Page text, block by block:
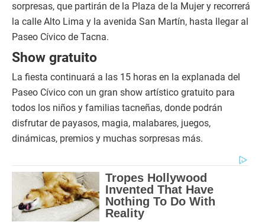
sorpresas, que partirán de la Plaza de la Mujer y recorrerá
la calle Alto Lima y la avenida San Martín, hasta llegar al
Paseo Cívico de Tacna.
Show gratuito
La fiesta continuará a las 15 horas en la explanada del
Paseo Cívico con un gran show artístico gratuito para
todos los niños y familias tacneñas, donde podrán
disfrutar de payasos, magia, malabares, juegos,
dinámicas, premios y muchas sorpresas más.